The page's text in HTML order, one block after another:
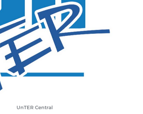
UnTER Central